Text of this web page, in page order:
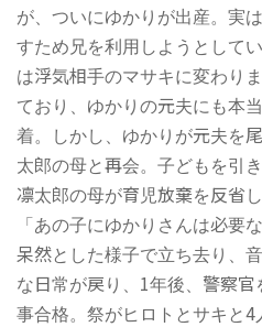
が、ついにゆかりが出産。実
すため兄を利用しようとして
は浮気相手のマサキに変わり
ており、ゆかりの元夫にも本
着。しかし、ゆかりが元夫を
太郎の母と再会。子どもを引
凛太郎の母が育児放棄を反省
「あの子にゆかりさんは必要
呆然とした様子で立ち去り、
な日常が戻り、1年後、警察
事合格。祭がヒロトとサキと